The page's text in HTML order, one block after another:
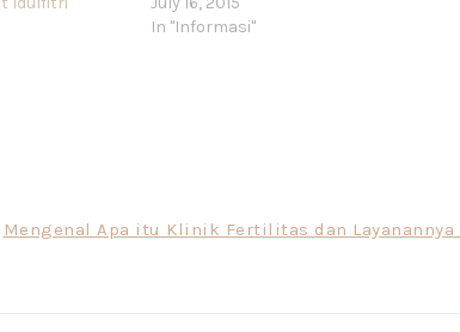
In "Informasi"
Mengenal Apa itu Klinik Fertilitas dan Layanannya